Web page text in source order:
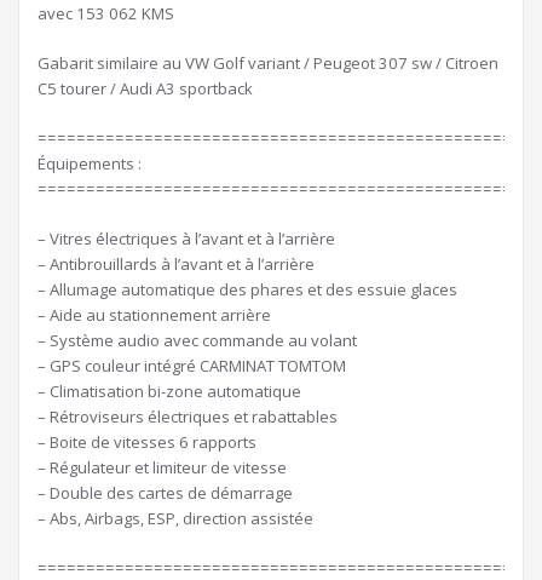
avec 153 062 KMS
Gabarit similaire au VW Golf variant / Peugeot 307 sw / Citroen
C5 tourer / Audi A3 sportback
Équipements :
– Vitres électriques à l’avant et à l’arrière
– Antibrouillards à l’avant et à l’arrière
– Allumage automatique des phares et des essuie glaces
– Aide au stationnement arrière
– Système audio avec commande au volant
– GPS couleur intégré CARMINAT TOMTOM
– Climatisation bi-zone automatique
– Rétroviseurs électriques et rabattables
– Boite de vitesses 6 rapports
– Régulateur et limiteur de vitesse
– Double des cartes de démarrage
– Abs, Airbags, ESP, direction assistée